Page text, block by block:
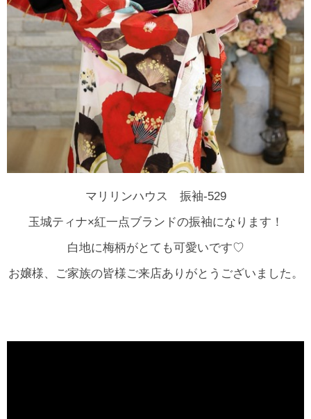
マリリンハウス 振袖-529
玉城ティナ×紅一点ブランドの振袖になります！
白地に梅柄がとても可愛いです♡
お嬢様、ご家族の皆様ご来店ありがとうございました。